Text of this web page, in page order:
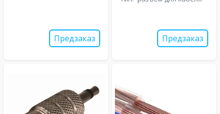
Предзаказ Предзаказ